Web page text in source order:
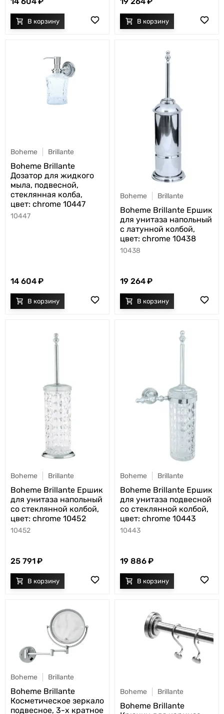
Boheme Brillante
Boheme Brillante
Дозатор для жидкого
мыла, подвесной,
стеклянная колба,
цвет: chrome 10447
10447
14 604
Boheme Brillante
Boheme Brillante Ершик
для унитаза напольный
с латунной колбой,
цвет: chrome 10438
10438
19 264
Boheme Brillante
Boheme Brillante Ершик
для унитаза напольный
со стеклянной колбой,
цвет: chrome 10452
10452
25 791
Boheme Brillante
Boheme Brillante Ершик
для унитаза подвесной
со стеклянной колбой,
цвет: chrome 10443
10443
19 886
Boheme Brillante
Boheme Brillante
Косметическое зеркало
подвесное, 3-х кратное
Boheme Brillante
Boheme Brillante